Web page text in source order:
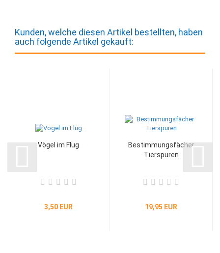
Kunden, welche diesen Artikel bestellten, haben
auch folgende Artikel gekauft:
Vögel im Flug
3,50 EUR
Bestimmungsfächer
Tierspuren
19,95 EUR